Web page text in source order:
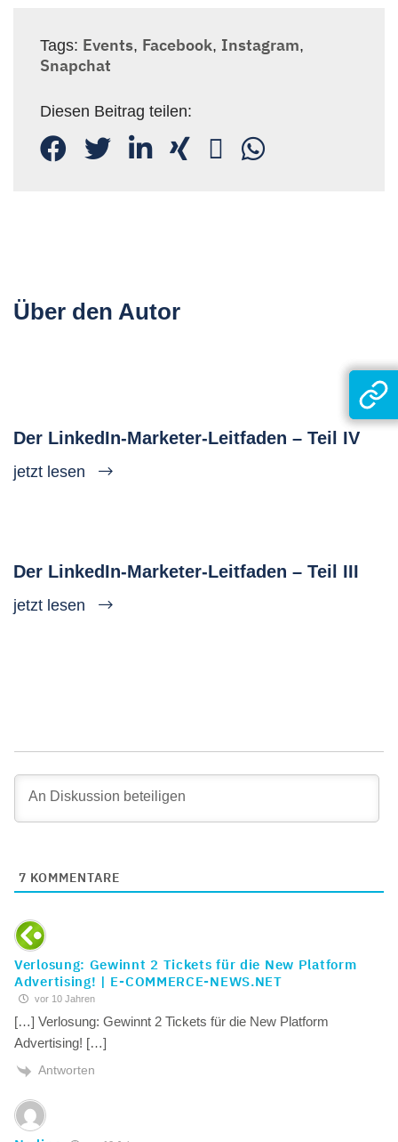
Tags: Events, Facebook, Instagram,
Snapchat
Diesen Beitrag teilen:
Über den Autor
Der LinkedIn-Marketer-Leitfaden – Teil IV
jetzt lesen
Der LinkedIn-Marketer-Leitfaden – Teil III
jetzt lesen
7 KOMMENTARE
Verlosung: Gewinnt 2 Tickets für die New Platform
Advertising! | E-COMMERCE-NEWS.NET
vor 10 Jahren
[…] Verlosung: Gewinnt 2 Tickets für die New Platform
Advertising! […]
Antworten